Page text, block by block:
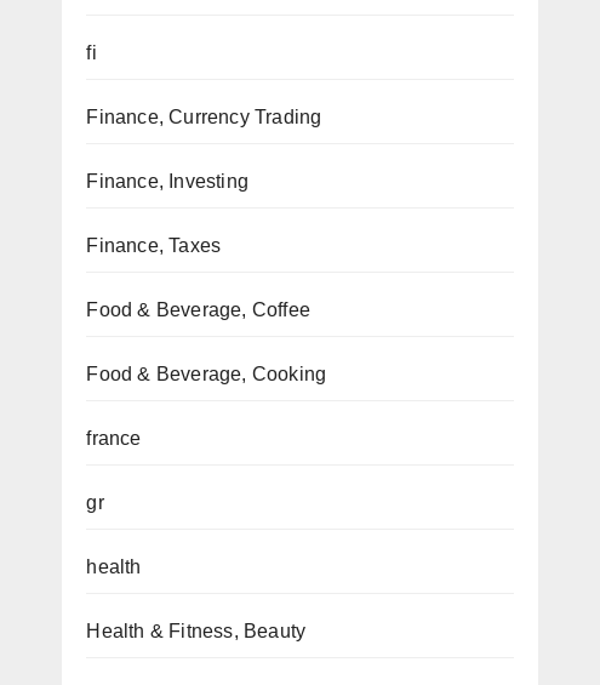
fi
Finance, Currency Trading
Finance, Investing
Finance, Taxes
Food & Beverage, Coffee
Food & Beverage, Cooking
france
gr
health
Health & Fitness, Beauty